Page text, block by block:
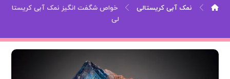
نمک آبی کریستالی
خواص شگفت انگیز نمک آبی کریستا
لی